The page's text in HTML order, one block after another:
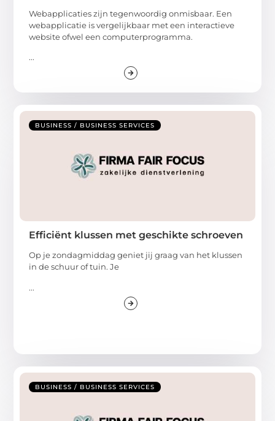
Webapplicaties zijn tegenwoordig onmisbaar. Een
webapplicatie is vergelijkbaar met een interactieve
website ofwel een computerprogramma.
...
BUSINESS / BUSINESS SERVICES
Efficiënt klussen met geschikte schroeven
Op je zondagmiddag geniet jij graag van het klussen
in de schuur of tuin. Je
...
BUSINESS / BUSINESS SERVICES